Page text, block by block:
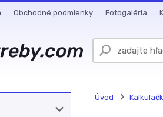
Obchodné podmienky Fotogaléria
Úvod